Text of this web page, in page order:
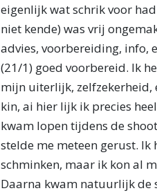
eigenlijk wat schrik voor
niet kende) was vrij
advies, voorbereiding, info,
(21/1) goed voorbereid. Ik
mijn uiterlijk, zelfzekerheid,
kin, ai hier lijk ik precies
kwam lopen tijdens de
stelde me meteen gerust.
schminken, maar ik kon al
Daarna kwam natuurlijk de